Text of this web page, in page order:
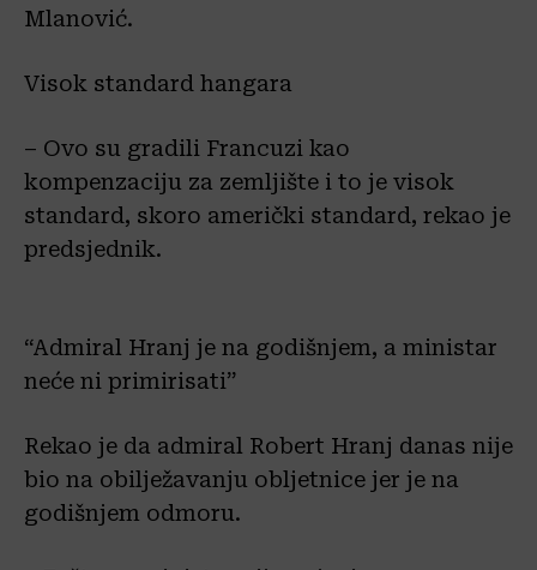
Mlanović.
Visok standard hangara
– Ovo su gradili Francuzi kao
kompenzaciju za zemljište i to je visok
standard, skoro američki standard, rekao je
predsjednik.
“Admiral Hranj je na godišnjem, a ministar
neće ni primirisati”
Rekao je da admiral Robert Hranj danas nije
bio na obilježavanju obljetnice jer je na
godišnjem odmoru.